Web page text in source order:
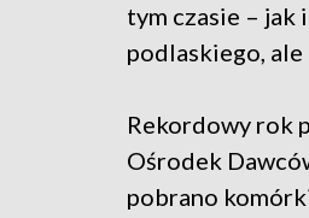
tym czasie –
podlaskiego,
Rekordowy rok
Ośrodek
pobrano